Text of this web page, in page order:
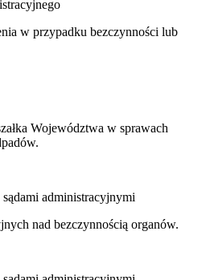
w przypadku bezczynności lub
Województwa w sprawach
administracyjnymi
nad bezczynnością organów.